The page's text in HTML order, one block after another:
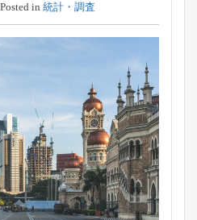
Posted in 統計・調査